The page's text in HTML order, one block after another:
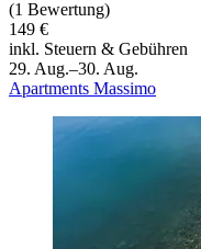
(1 Bewertung)
149 €
inkl. Steuern & Gebühren
29. Aug.–30. Aug.
Apartments Massimo